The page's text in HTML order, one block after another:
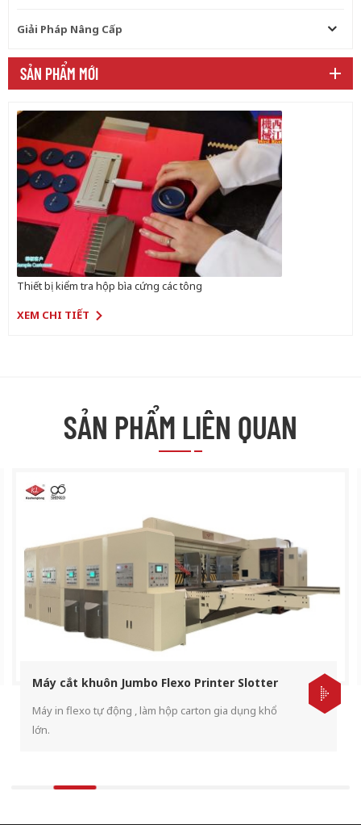
Giải Pháp Nâng Cấp
SẢN PHẨM MỚI
Thiết bị kiểm tra hộp bìa cứng các tông
XEM CHI TIẾT
SẢN PHẨM LIÊN QUAN
Máy cắt khuôn Jumbo Flexo Printer Slotter
Máy in flexo tự động , làm hộp carton gia dụng khổ
lớn.